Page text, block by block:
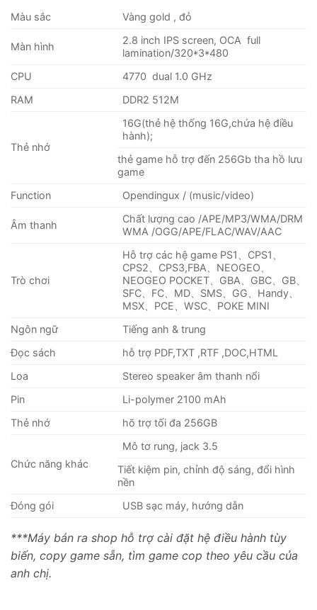
Màu sắc Vàng gold , đỏ
Màn hình
2.8 inch IPS screen, OCA full
lamination/320*3*480
CPU
4770 dual 1.0 GHz
RAM
DDR2 512M
Thẻ nhớ
16G(thẻ hệ thống 16G,chứa hệ điều
hành);
thẻ game hỗ trợ đến 256Gb tha hồ lưu
game
Function
Opendingux / (music/video)
Âm thanh
Chất lượng cao /APE/MP3/WMA/DRM
WMA /OGG/APE/FLAC/WAV/AAC
Trò chơi
Hỗ trợ các hệ game PS1、CPS1、
CPS2、CPS3,FBA、NEOGEO、
NEOGEO POCKET、GBA、GBC、GB、
SFC、FC、MD、SMS、GG、Handy、
MSX、PCE、WSC、POKE MINI
Ngôn ngữ
Tiếng anh & trung
Đọc sách
hỗ trợ PDF,TXT ,RTF ,DOC,HTML
Loa
Stereo speaker âm thanh nổi
Pin
Li-polymer 2100 mAh
Thẻ nhớ
hõ trợ tối đa 256GB
Chức năng khác
Mô tơ rung, jack 3.5
Tiết kiệm pin, chỉnh độ sáng, đổi hình
nền
Đóng gói
USB sạc máy, hướng dẫn
***Máy bán ra shop hỗ trợ cài đặt hệ điều hành tùy
biến, copy game sẵn, tìm game cop theo yêu cầu của
anh chị.